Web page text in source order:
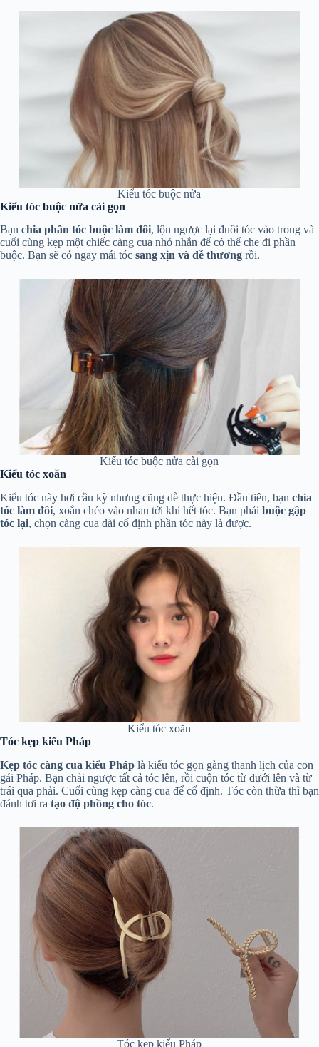
Kiểu tóc buộc nửa
Kiểu tóc buộc nửa cài gọn
Bạn chia phần tóc buộc làm đôi, lộn ngược lại đuôi tóc vào trong và
cuối cùng kẹp một chiếc càng cua nhỏ nhắn để có thể che đi phần
buộc. Bạn sẽ có ngay mái tóc sang xịn và dễ thương rồi.
Kiểu tóc buộc nửa cài gọn
Kiểu tóc xoăn
Kiểu tóc này hơi cầu kỳ nhưng cũng dễ thực hiện. Đầu tiên, bạn chia
tóc làm đôi, xoắn chéo vào nhau tới khi hết tóc. Bạn phải buộc gập
tóc lại, chọn càng cua dài cố định phần tóc này là được.
Kiểu tóc xoăn
Tóc kẹp kiểu Pháp
Kẹp tóc càng cua kiểu Pháp là kiểu tóc gọn gàng thanh lịch của con
gái Pháp. Bạn chải ngược tất cả tóc lên, rồi cuộn tóc từ dưới lên và từ
trái qua phải. Cuối cùng kẹp càng cua để cố định. Tóc còn thừa thì bạn
đánh tơi ra tạo độ phồng cho tóc.
Tóc kẹp kiểu Pháp